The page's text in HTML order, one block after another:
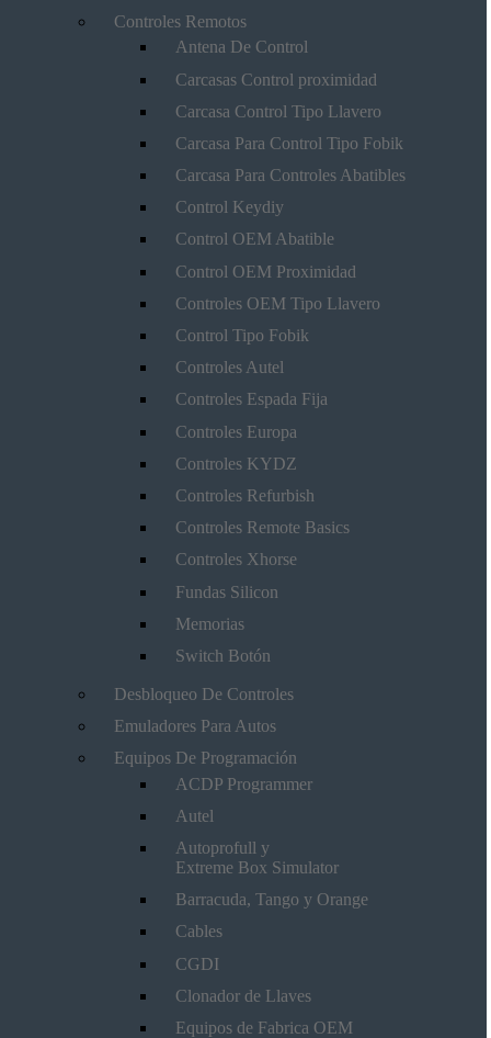
Controles Remotos
Antena De Control
Carcasas Control proximidad
Carcasa Control Tipo Llavero
Carcasa Para Control Tipo Fobik
Carcasa Para Controles Abatibles
Control Keydiy
Control OEM Abatible
Control OEM Proximidad
Controles OEM Tipo Llavero
Control Tipo Fobik
Controles Autel
Controles Espada Fija
Controles Europa
Controles KYDZ
Controles Refurbish
Controles Remote Basics
Controles Xhorse
Fundas Silicon
Memorias
Switch Botón
Desbloqueo De Controles
Emuladores Para Autos
Equipos De Programación
ACDP Programmer
Autel
Autoprofull y
Extreme Box Simulator
Barracuda, Tango y Orange
Cables
CGDI
Clonador de Llaves
Equipos de Fabrica OEM